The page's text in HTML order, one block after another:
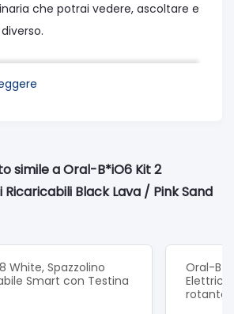
che potrai vedere, ascoltare e
testina rotonda dello spazzolino
che segnala le informazioni
le modalità di spazzolamento e
simile a Oral-B*iO6 Kit 2
Black Lava / Pink Sand
White, Spazzolino
Smart con Testina
Oral-B
rotante